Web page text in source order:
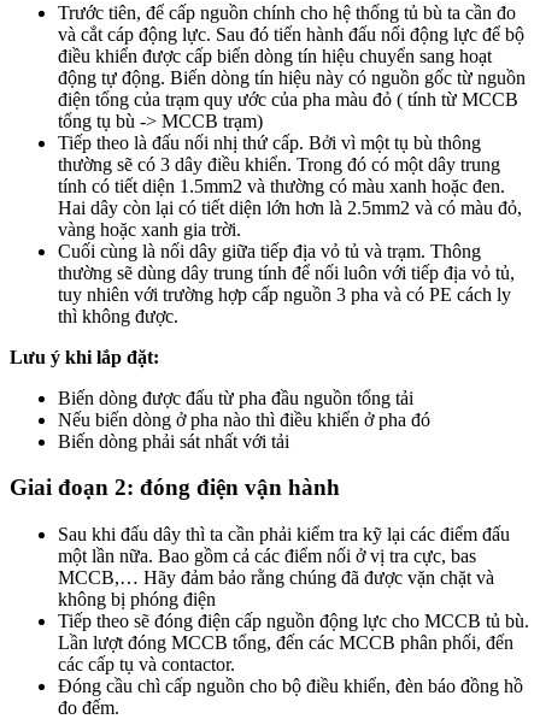
Trước tiên, để cấp nguồn chính cho hệ thống tủ bù ta cần đo
và cắt cáp động lực. Sau đó tiến hành đấu nối động lực để bộ
điều khiển được cấp biến dòng tín hiệu chuyển sang hoạt
động tự động. Biến dòng tín hiệu này có nguồn gốc từ nguồn
điện tổng của trạm quy ước của pha màu đỏ ( tính từ MCCB
tổng tụ bù -> MCCB trạm)
Tiếp theo là đấu nối nhị thứ cấp. Bởi vì một tụ bù thông
thường sẽ có 3 dây điều khiển. Trong đó có một dây trung
tính có tiết diện 1.5mm2 và thường có màu xanh hoặc đen.
Hai dây còn lại có tiết diện lớn hơn là 2.5mm2 và có màu đỏ,
vàng hoặc xanh gia trời.
Cuối cùng là nối dây giữa tiếp địa vỏ tủ và trạm. Thông
thường sẽ dùng dây trung tính để nối luôn với tiếp địa vỏ tủ,
tuy nhiên với trường hợp cấp nguồn 3 pha và có PE cách ly
thì không được.
Lưu ý khi lắp đặt:
Biến dòng được đấu từ pha đầu nguồn tổng tải
Nếu biến dòng ở pha nào thì điều khiển ở pha đó
Biến dòng phải sát nhất với tải
Giai đoạn 2: đóng điện vận hành
Sau khi đấu dây thì ta cần phải kiểm tra kỹ lại các điểm đấu
một lần nữa. Bao gồm cả các điểm nối ở vị tra cực, bas
MCCB,… Hãy đảm bảo rằng chúng đã được vặn chặt và
không bị phóng điện
Tiếp theo sẽ đóng điện cấp nguồn động lực cho MCCB tủ bù.
Lần lượt đóng MCCB tổng, đến các MCCB phân phối, đến
các cấp tụ và contactor.
Đóng cầu chì cấp nguồn cho bộ điều khiển, đèn báo đồng hồ
đo đếm.